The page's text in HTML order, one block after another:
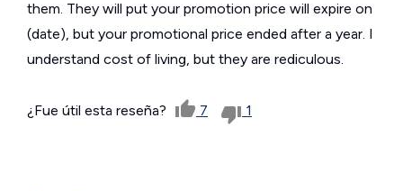
them. They will put your promotion price will expire on
(date), but your promotional price ended after a year. I
understand cost of living, but they are rediculous.
¿Fue útil esta reseña? 7 1